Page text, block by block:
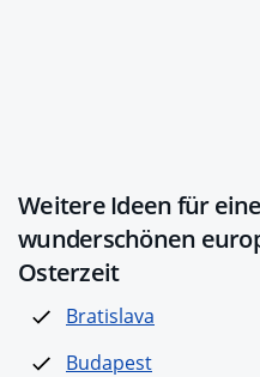
Weitere Ideen für
wunderschönen
Osterzeit
Bratislava
Budapest